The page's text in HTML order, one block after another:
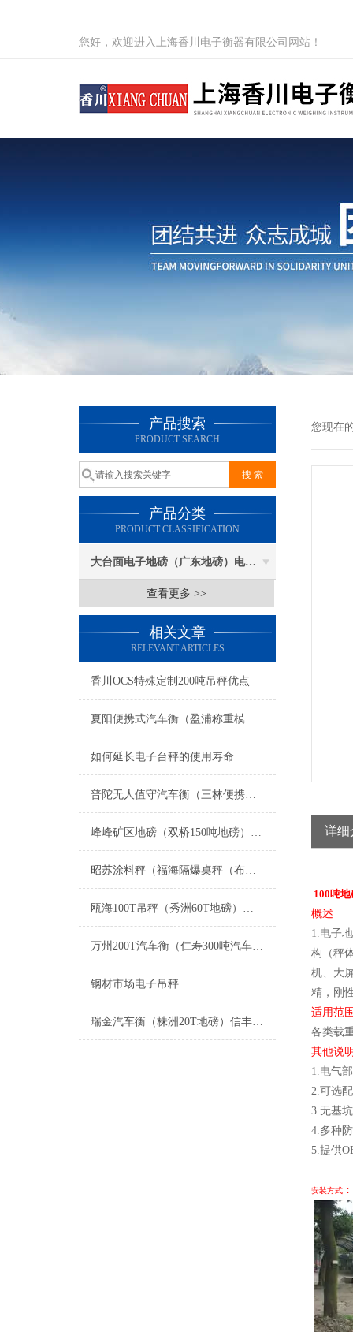
您好，欢迎进入上海香川电子衡器有限公司网站！
产品搜索
PRODUCT SEARCH
产品分类
PRODUCT CLASSIFICATION
大台面电子地磅（广东地磅）电子汽车衡
查看更多 >>
相关文章
RELEVANT ARTICLES
香川OCS特殊定制200吨吊秤优点
夏阳便携式汽车衡（盈浦称重模块）香花桥地磅维修
如何延长电子台秤的使用寿命
普陀无人值守汽车衡（三林便携式地磅）徐汇电子秤）张江电子汽车衡维修
峰峰矿区地磅（双桥150吨地磅）黄骅80吨地磅维修
昭苏涂料秤（福海隔爆桌秤（布尔津叉车秤维修
瓯海100T吊秤（秀洲60T地磅）衢州150T汽车衡）福建汽车磅秤维修
万州200T汽车衡（仁寿300吨汽车磅）白玉20吨地磅维修
钢材市场电子吊秤
瑞金汽车衡（株洲20T地磅）信丰轴重仪）宁都汽车地磅）新余3T吊秤维修
您现在
详细
100吨地
概述
1.电子
构（秤
机、大
精，刚
适用范
各类载
其他说
1.电气
2.可选
3.无基
4.多种
5.提供
安装方式 ：